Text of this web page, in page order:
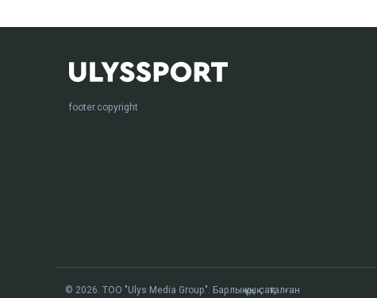
footer.copyright
© 2026. ТОО "Ulys Media Group". Барлық құқық сақталған